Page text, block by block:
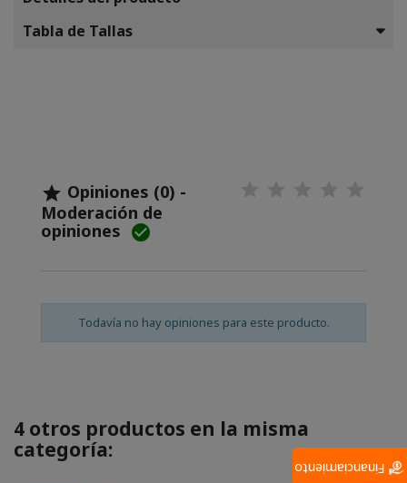
Tabla de Tallas
 Opiniones (0) -
Moderación de
opiniones 
Todavía no hay opiniones para este producto.
4 otros productos en la misma
categoría:
Financiamiento